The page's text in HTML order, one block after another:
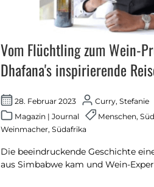
Vom Flüchtling zum Wein-
Dhafana's inspirierende
28. Februar 2023
Curry, Stefanie
Magazin| Journal Menschen,
Weinmacher,Südafrika
Die beeindruckende Geschichte
aus Simbabwe kam und Wein-